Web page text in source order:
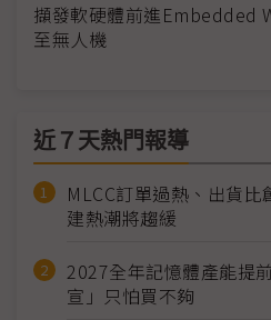
擷發軟硬體前進
至無人機
近７天熱門報導
MLCC訂單過熱、出貨
建熱潮將趨緩
2027全年記憶體產能提
宣」只怕買不夠